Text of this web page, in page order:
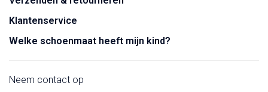
Klantenservice
Welke schoenmaat heeft mijn kind?
Neem contact op